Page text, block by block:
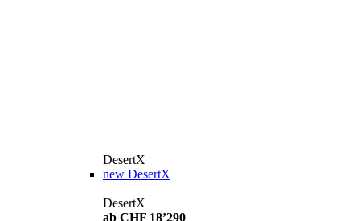
DesertX
new DesertX
DesertX
ab CHF 18’290